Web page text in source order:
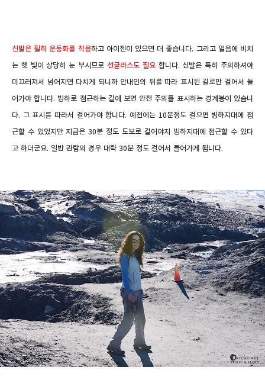
신발은 필히 운동화를 착용하고 아이젠이 있으면 더 좋습니다. 그리고 얼음에 비치
는 햇 빛이 상당히 눈 부시므로 선글라스도 필요 합니다. 신발은 특히 주의하셔야
미끄러져서 넘어지면 다치게 되니까 안내인의 뒤를 따라 표시된 길로만 걸어서 들
어가야 합니다. 빙하로 접근하는 길에 보면 안전 주의를 표시하는 경계봉이 있습니
다. 그 표시를 따라서 걸어가야 합니다. 예전에는 10분정도 걸으면 빙하지대에 접
근할 수 있었지만 지금은 30분 정도 도보로 걸어야지 빙하지대에 접근할 수 있다
고 하더군요. 일반 관람의 경우 대략 30분 정도 걸어서 들어가게 됩니다.